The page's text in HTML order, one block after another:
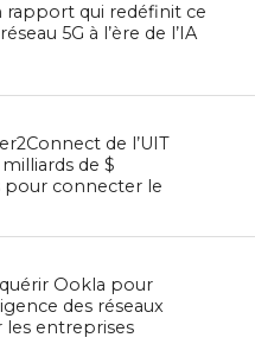
rapport qui redéfinit ce
5G à l’ère de l’IA
de l’UIT
de $
pour connecter le
Ookla pour
des réseaux
les entreprises